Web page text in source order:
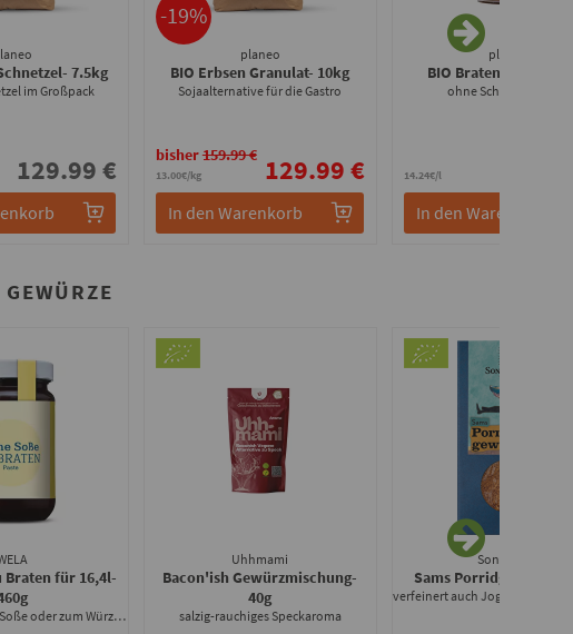
- 7.5kg
im Großpack
129.99 €
-19%
planeo
BIO Erbsen Granulat- 10kg
Sojaalternative für die Gastro
13.00€/kg
bisher159.99 € 129.99 €
In den Warenkorb
planeo
BIO Bratensauce
ohne Schnickschnack
14.24€/l
In den Warenkorb
Braten für 16,4l-
als selbstständige Soße oder zum Würzen und Verfeinern
Uhhmami
Bacon'ish Gewürzmischung-
40g
salzig-rauchiges Speckaroma
Sonnentor
Sams Porridge Gewürz